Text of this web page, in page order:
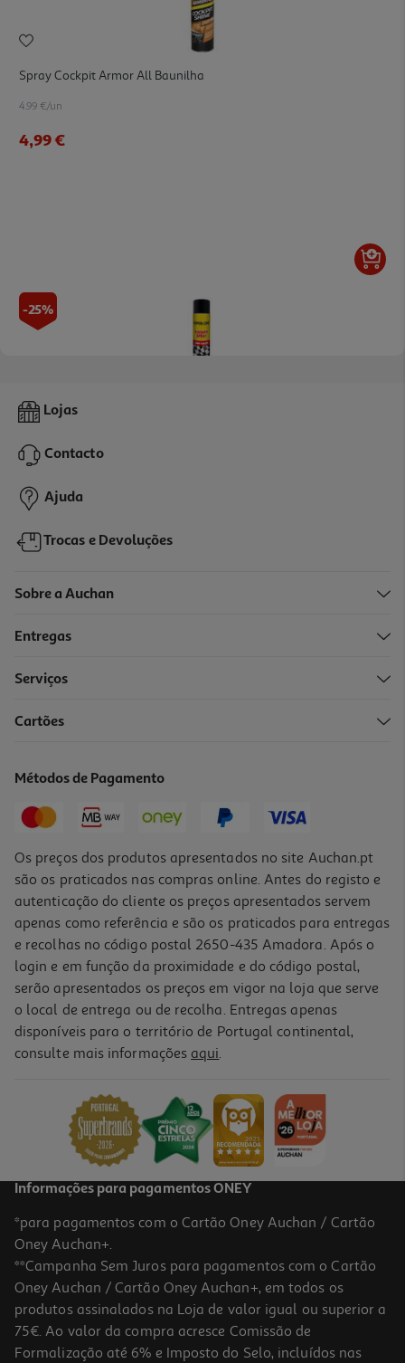
Spray Cockpit Armor All Baunilha
4.99 €/un
4,99 €
-25%
Limpeza De Cockpit Silicone Spray 600ml
Price reduced from
3,99 €to
2,99 €
-25%
Limpa Tablier Arbo Com Cera De Abelha 250ml
Price reduced from
Lojas
Contacto
Ajuda
Trocas e Devoluções
Sobre a Auchan
Entregas
Serviços
Cartões
Métodos de Pagamento
Os preços dos produtos apresentados no site Auchan.pt
são os praticados nas compras online. Antes do registo e
autenticação do cliente os preços apresentados servem
apenas como referência e são os praticados para entregas
e recolhas no código postal 2650-435 Amadora. Após o
login e em função da proximidade e do código postal,
serão apresentados os preços em vigor na loja que serve
o local de entrega ou de recolha. Entregas apenas
disponíveis para o território de Portugal continental,
consulte mais informações aqui.
Informações para pagamentos ONEY
*para pagamentos com o Cartão Oney Auchan / Cartão
Oney Auchan+.
**Campanha Sem Juros para pagamentos com o Cartão
Oney Auchan / Cartão Oney Auchan+, em todos os
produtos assinalados na Loja de valor igual ou superior a
75€. Ao valor da compra acresce Comissão de
Formalização até 6% e Imposto do Selo, incluídos nas